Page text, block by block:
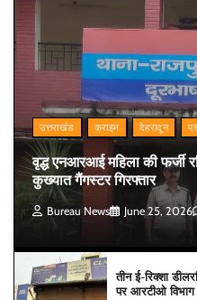
उत्तराखंड क्राइम देहरादून
वृद्ध एनआरआई महिला की फर्जी
कुख्यात गैंगस्टर गिरफ्तार
Bureau News June 25, 2026
तीन ई-रिक्शा
पर आरटीओ